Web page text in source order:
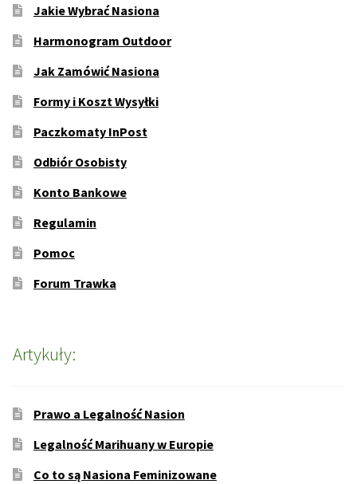
Jakie Wybrać Nasiona
Harmonogram Outdoor
Jak Zamówić Nasiona
Formy i Koszt Wysyłki
Paczkomaty InPost
Odbiór Osobisty
Konto Bankowe
Regulamin
Pomoc
Forum Trawka
Artykuły:
Prawo a Legalność Nasion
Legalność Marihuany w Europie
Co to są Nasiona Feminizowane